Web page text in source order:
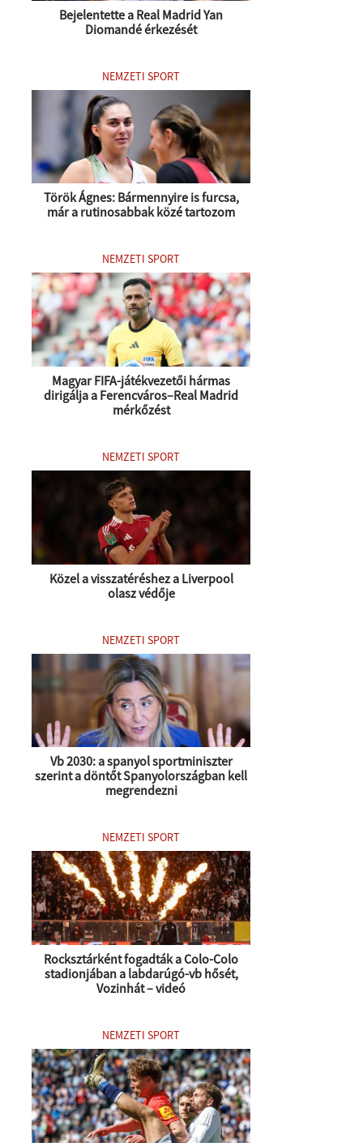
Bejelentette a Real Madrid Yan
Diomandé érkezését
NEMZETI SPORT
Török Ágnes: Bármennyire is furcsa,
már a rutinosabbak közé tartozom
NEMZETI SPORT
Magyar FIFA-játékvezetői hármas
dirigálja a Ferencváros–Real Madrid
mérkőzést
NEMZETI SPORT
Közel a visszatéréshez a Liverpool
olasz védője
NEMZETI SPORT
Vb 2030: a spanyol sportminiszter
szerint a döntőt Spanyolországban kell
megrendezni
NEMZETI SPORT
Rocksztárként fogadták a Colo-Colo
stadionjában a labdarúgó-vb hősét,
Vozinhát – videó
NEMZETI SPORT